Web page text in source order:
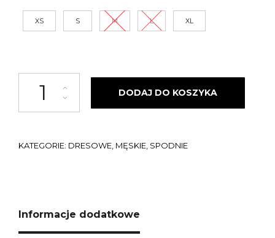
230,00 zł.173,00
XS S M L XL
ilość SPODNIE DRESOWE STREET AUTONOMY KETSA MELANGE/WHITE
DODAJ DO KOSZYKA
KATEGORIE: DRESOWE MĘSKIE SPODNIE
Informacje dodatkowe